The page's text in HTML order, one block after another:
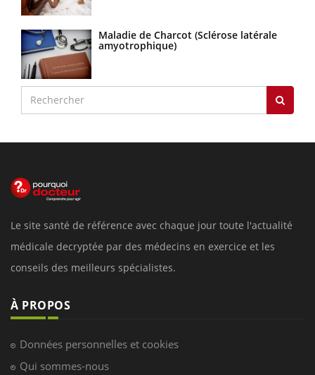
Maladie de Charcot (Sclérose latérale
amyotrophique)
Le site santé de référence avec chaque jour toute l'actualité
médicale decryptée par des médecins en exercice et les
conseils des meilleurs spécialistes.
À PROPOS
Données personnelles et cookies
Qui sommes-nous